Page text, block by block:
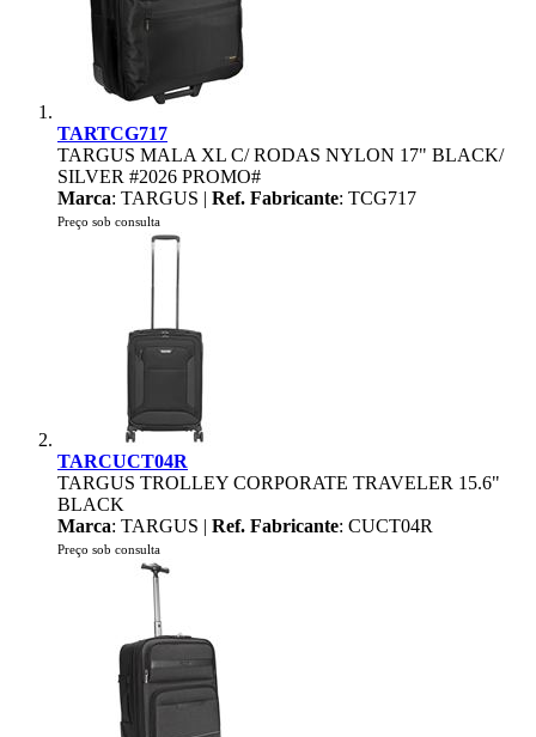
TARTCG717
TARGUS MALA XL C/ RODAS NYLON 17" BLACK/
SILVER #2026 PROMO#
Marca: TARGUS | Ref. Fabricante: TCG717
Preço sob consulta
TARCUCT04R
TARGUS TROLLEY CORPORATE TRAVELER 15.6"
BLACK
Marca: TARGUS | Ref. Fabricante: CUCT04R
Preço sob consulta